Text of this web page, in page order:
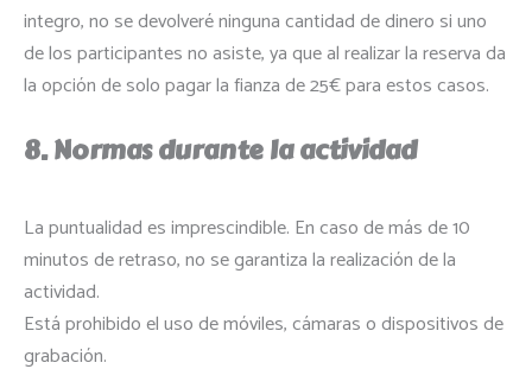
integro, no se devolveré ninguna cantidad de dinero si uno
de los participantes no asiste, ya que al realizar la reserva da
la opción de solo pagar la fianza de 25€ para estos casos.
8. Normas durante la actividad
La puntualidad es imprescindible. En caso de más de 10
minutos de retraso, no se garantiza la realización de la
actividad.
Está prohibido el uso de móviles, cámaras o dispositivos de
grabación.